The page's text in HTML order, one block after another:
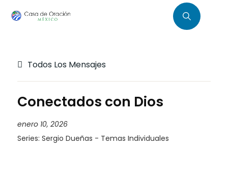
Todos Los Mensajes
Conectados con Dios
enero 10, 2026
Series: Sergio Dueñas - Temas Individuales